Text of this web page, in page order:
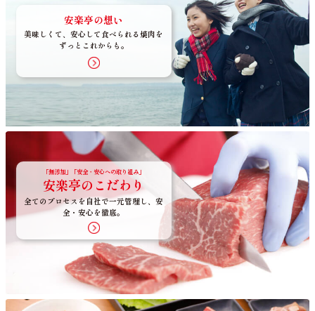
安楽亭の想い
美味しくて、安心して食べられる焼肉を
ずっとこれからも。
「無添加」「安全・安心への取り組み」
安楽亭のこだわり
全てのプロセスを自社で一元管理し、安
全・安心を徹底。